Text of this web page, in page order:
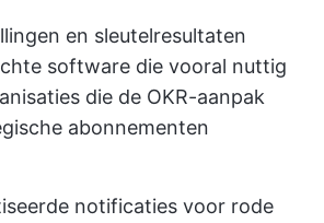
en sleutelresultaten
software die vooral nuttig
die de OKR-aanpak
abonnementen
notificaties voor rode